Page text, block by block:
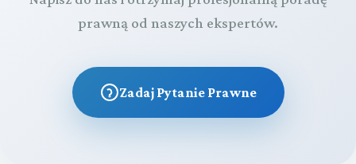
prawną od naszych ekspertów.
Zadaj Pytanie Prawne